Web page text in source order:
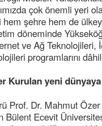
çok önemli yeri
şehre hem de
döneminde
ve Ağ Teknolojileri,
programlarını
Kurulan yeni
Prof. Dr. Mahmut Özer
Bülent Ecevit